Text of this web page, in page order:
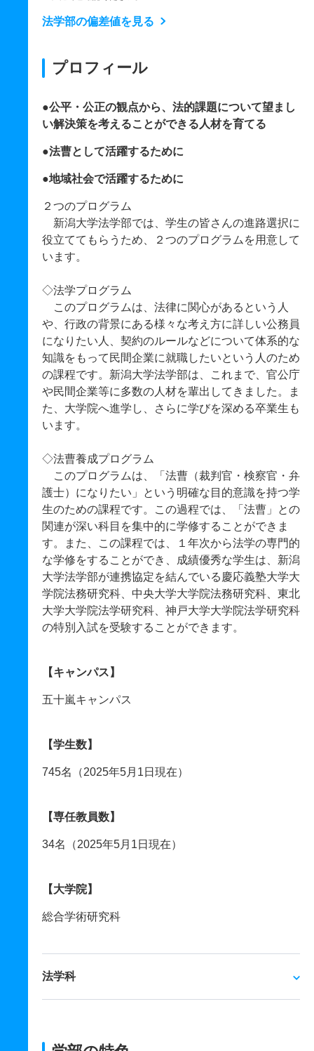
法学部の偏差値を見る
プロフィール
●公平・公正の観点から、法的課題について望まし
い解決策を考えることができる人材を育てる
●法曹として活躍するために
●地域社会で活躍するために
２つのプログラム
新潟大学法学部では、学生の皆さんの進路選択に
役立ててもらうため、２つのプログラムを用意して
います。
◇法学プログラム
このプログラムは、法律に関心があるという人
や、行政の背景にある様々な考え方に詳しい公務員
になりたい人、契約のルールなどについて体系的な
知識をもって民間企業に就職したいという人のため
の課程です。新潟大学法学部は、これまで、官公庁
や民間企業等に多数の人材を輩出してきました。ま
た、大学院へ進学し、さらに学びを深める卒業生も
います。
◇法曹養成プログラム
このプログラムは、「法曹（裁判官・検察官・弁
護士）になりたい」という明確な目的意識を持つ学
生のための課程です。この過程では、「法曹」との
関連が深い科目を集中的に学修することができま
す。また、この課程では、１年次から法学の専門的
な学修をすることができ、成績優秀な学生は、新潟
大学法学部が連携協定を結んでいる慶応義塾大学大
学院法務研究科、中央大学大学院法務研究科、東北
大学大学院法学研究科、神戸大学大学院法学研究科
の特別入試を受験することができます。
【キャンパス】
五十嵐キャンパス
【学生数】
745名（2025年5月1日現在）
【専任教員数】
34名（2025年5月1日現在）
【大学院】
総合学術研究科
法学科